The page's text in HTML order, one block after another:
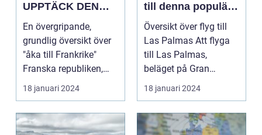
UPPTÄCK DEN
MÅNGFALDIGA
SKÖNHETEN
En övergripande,
grundlig översikt över
"åka till Frankrike"
Franska republiken,
känt som Frankrike...
18 januari 2024
till denna populära
destination
Översikt över flyg till
Las Palmas Att flyga
till Las Palmas,
beläget på Gran
Canaria i Spanien, er...
18 januari 2024